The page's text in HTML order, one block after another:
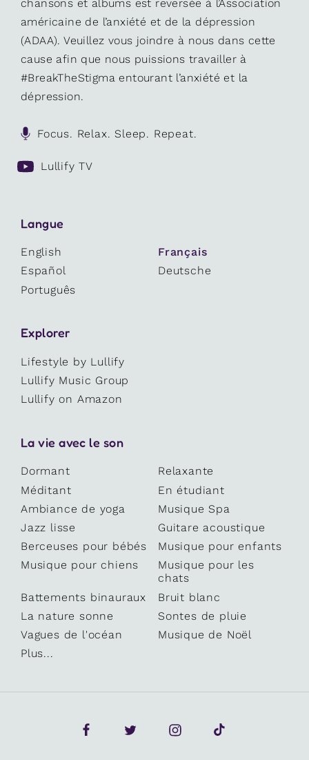
chansons et albums est reversée à l’Association
américaine de l’anxiété et de la dépression
(ADAA). Veuillez vous joindre à nous dans cette
cause afin que nous puissions travailler à
#BreakTheStigma entourant l’anxiété et la
dépression.
Focus. Relax. Sleep. Repeat.
Lullify TV
Langue
English
Français
Español
Deutsche
Português
Explorer
Lifestyle by Lullify
Lullify Music Group
Lullify on Amazon
La vie avec le son
Dormant
Relaxante
Méditant
En étudiant
Ambiance de yoga
Musique Spa
Jazz lisse
Guitare acoustique
Berceuses pour bébés
Musique pour enfants
Musique pour chiens
Musique pour les
chats
Battements binauraux
Bruit blanc
La nature sonne
Sontes de pluie
Vagues de l'océan
Musique de Noël
Plus...